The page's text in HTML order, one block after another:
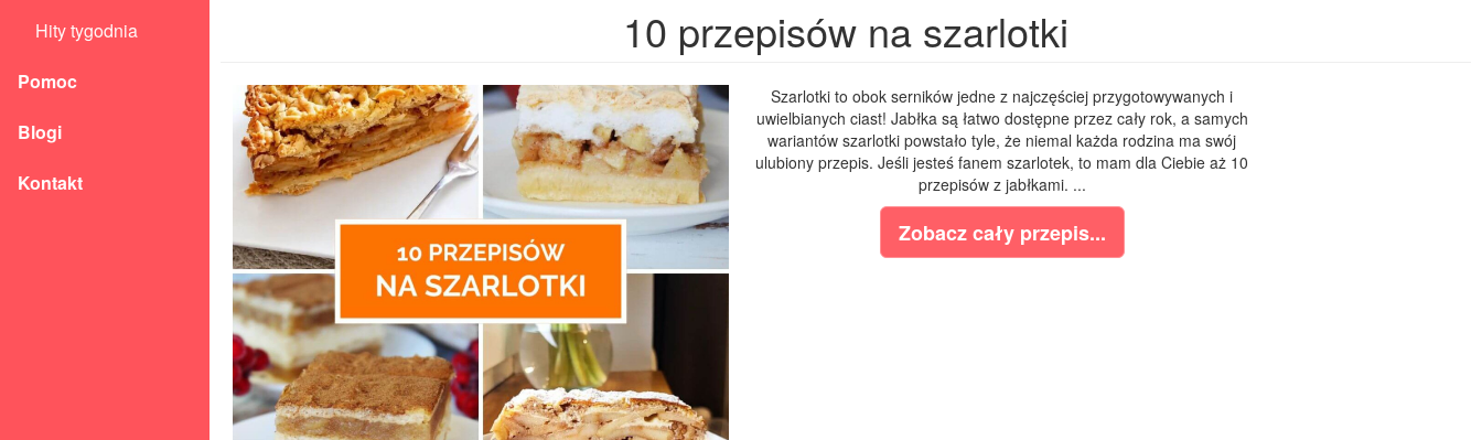
Hity tygodnia
Pomoc
Blogi
Kontakt
10 przepisów na szarlotki
Szarlotki to obok serników jedne z najczęściej przygotowywanych i
uwielbianych ciast! Jabłka są łatwo dostępne przez cały rok, a samych
wariantów szarlotki powstało tyle, że niemal każda rodzina ma swój
ulubiony przepis. Jeśli jesteś fanem szarlotek, to mam dla Ciebie aż 10
przepisów z jabłkami. ...
Zobacz cały przepis...